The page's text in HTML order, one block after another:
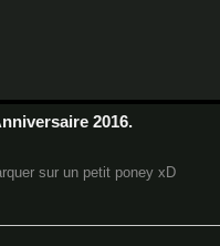
2016.
sur un petit poney xD